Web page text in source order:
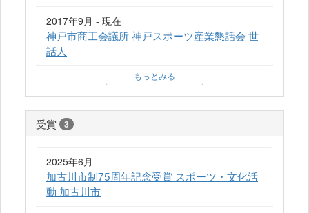
2017年9月 - 現在
神戸市商工会議所 神戸スポーツ産業懇話会 世
話人
もっとみる
受賞 3
2025年6月
加古川市制75周年記念受賞 スポーツ・文化活
動 加古川市